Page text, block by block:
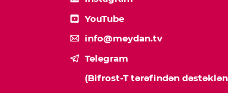
YouTube
info@meydan.tv
Telegram
(Bifrost-T tərəfindən